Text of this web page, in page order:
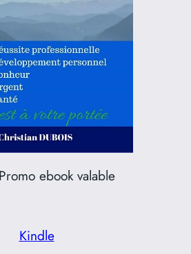
ebook valable
Kindle